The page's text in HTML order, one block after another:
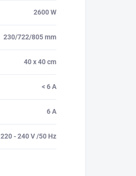
2600 W
230/722/805 mm
40 x 40 cm
< 6 A
6 A
220 - 240 V /50 Hz